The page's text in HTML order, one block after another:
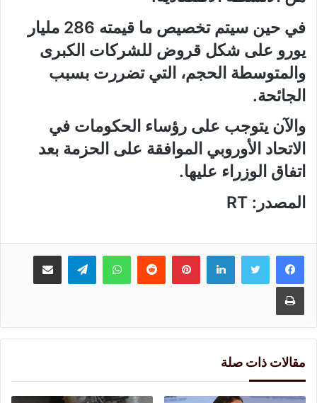
في حين سيتم تخصيص ما قيمته 286 مليار
يورو على شكل قروض للشركات الكبرى
والمتوسطة الحجم، التي تضررت بسبب
الجائحة.
والآن يتوجب على رؤساء الحكومات في
الاتحاد الأوروبي الموافقة على الحزمة بعد
اتفاق الوزراء عليها.
المصدر: RT
لينكدإنبينتيريست واتسابتيلقرام مشاركة عبر البريد
طباعة
مقالات ذات صلة